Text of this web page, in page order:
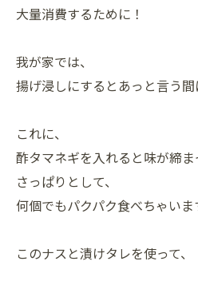
大量消費するために！
我が家では、
揚げ浸しにするとあっと言う
これに、
酢タマネギを入れると味が締ま
さっぱりとして、
何個でもパクパク食べちゃいま
このナスと漬けタレを使って、